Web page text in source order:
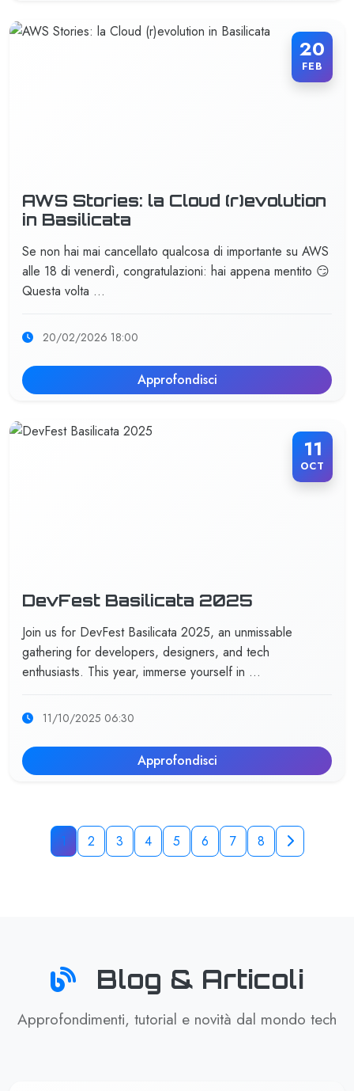
20
FEB
AWS Stories: la Cloud (r)evolution
in Basilicata
Se non hai mai cancellato qualcosa di importante su AWS
alle 18 di venerdì, congratulazioni: hai appena mentito 😏
Questa volta …
20/02/2026 18:00
Approfondisci
11
OCT
DevFest Basilicata 2025
Join us for DevFest Basilicata 2025, an unmissable
gathering for developers, designers, and tech
enthusiasts. This year, immerse yourself in …
11/10/2025 06:30
Approfondisci
1 2 3 4 5 6 7 8
Blog & Articoli
Approfondimenti, tutorial e novità dal mondo tech